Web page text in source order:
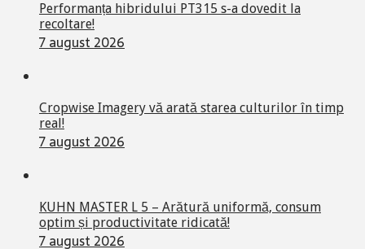
Performanța hibridului PT315 s-a dovedit la
recoltare!
7 august 2026
Cropwise Imagery vă arată starea culturilor în timp
real!
7 august 2026
KUHN MASTER L 5 – Arătură uniformă, consum
optim și productivitate ridicată!
7 august 2026